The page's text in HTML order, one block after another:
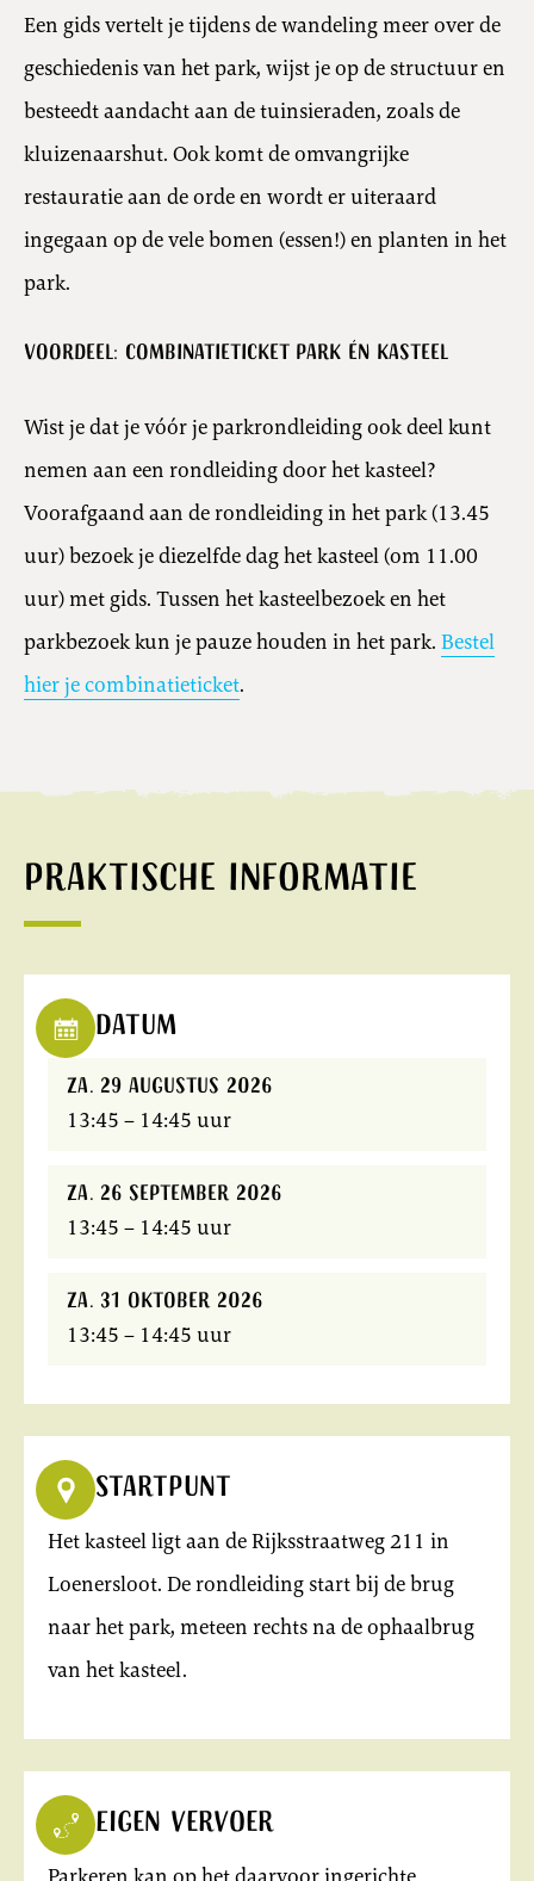
Een gids vertelt je tijdens de wandeling meer over de
geschiedenis van het park, wijst je op de structuur en
besteedt aandacht aan de tuinsieraden, zoals de
kluizenaarshut. Ook komt de omvangrijke
restauratie aan de orde en wordt er uiteraard
ingegaan op de vele bomen (essen!) en planten in het
park.
Voordeel: combinatieticket park én kasteel
Wist je dat je vóór je parkrondleiding ook deel kunt
nemen aan een rondleiding door het kasteel?
Voorafgaand aan de rondleiding in het park (13.45
uur) bezoek je diezelfde dag het kasteel (om 11.00
uur) met gids. Tussen het kasteelbezoek en het
parkbezoek kun je pauze houden in het park. Bestel
hier je combinatieticket.
Praktische informatie
Datum
za. 29 augustus 2026
13:45 – 14:45 uur
za. 26 september 2026
13:45 – 14:45 uur
za. 31 oktober 2026
13:45 – 14:45 uur
Startpunt
Het kasteel ligt aan de Rijksstraatweg 211 in
Loenersloot. De rondleiding start bij de brug
naar het park, meteen rechts na de ophaalbrug
van het kasteel.
Eigen vervoer